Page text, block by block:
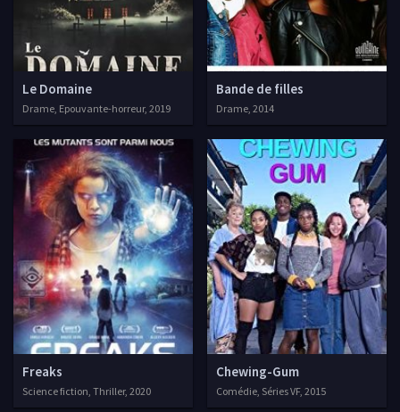
Le Domaine
Drame, Epouvante-horreur, 2019
Bande de filles
Drame, 2014
Freaks
Science fiction, Thriller, 2020
Chewing-Gum
Comédie, Séries VF, 2015